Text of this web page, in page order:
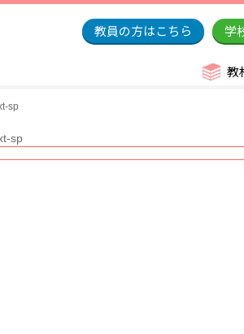
教員の方はこちら 学
教
sp
sp